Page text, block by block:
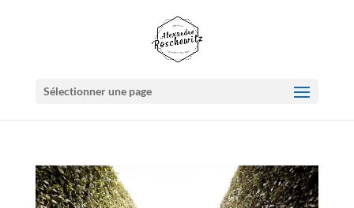
Sélectionner une page